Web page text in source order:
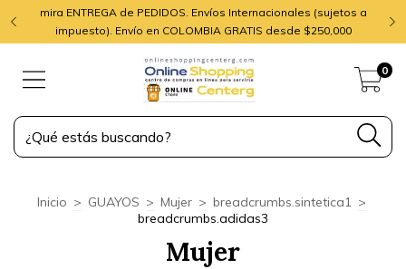
mira ENTREGA de PEDIDOS. Envíos Internacionales (sujetos a
impuesto). Envío en COLOMBIA GRATIS desde $250,000
0
Inicio > GUAYOS > Mujer > breadcrumbs.sintetica1 >
breadcrumbs.adidas3
Mujer